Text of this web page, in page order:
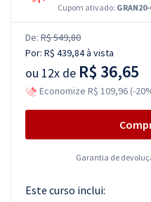
Cupom ativado:
De: R$ 549,80
Por: R$ 439,84à vista
ou 12x de R$ 36,65
Economize R$ 109,96 (-
Garantia de
Este curso inclui: